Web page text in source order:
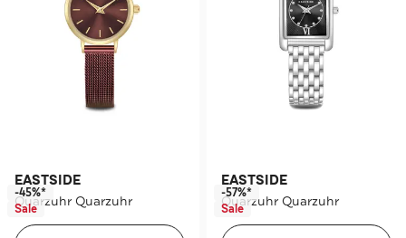
EASTSIDE
Quarzuhr Quarzuhr
-45%*
Sale
EASTSIDE
Quarzuhr Quarzuhr
-57%*
Sale